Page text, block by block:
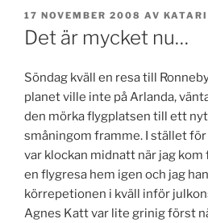
PUBLICERAT
17 NOVEMBER 2008 AV
Det är mycket nu…
Söndag kväll en resa till
planet ville inte på Arlanda,
den mörka flygplatsen till ett
småningom framme. I stället
var klockan midnatt när jag
en flygresa hem igen och jag
körrepetionen i kväll inför
Agnes Katt var lite grinig först